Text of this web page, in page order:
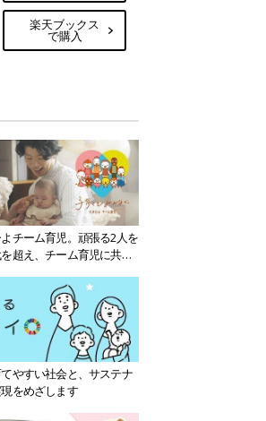
楽天ブックス
で購入
チーム育児。頑張る2人を
超え、チーム育児に共感
やすい社会と、サステナ
をめざします